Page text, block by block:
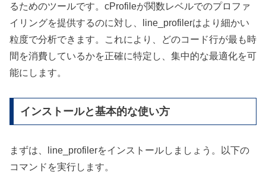
るためのツールです。cProfileが関数レベルでのプロファ
イリングを提供するのに対し、line_profilerはより細かい
粒度で分析できます。これにより、どのコード行が最も時
間を消費しているかを正確に特定し、集中的な最適化を可
能にします。
インストールと基本的な使い方
まずは、line_profilerをインストールしましょう。以下の
コマンドを実行します。